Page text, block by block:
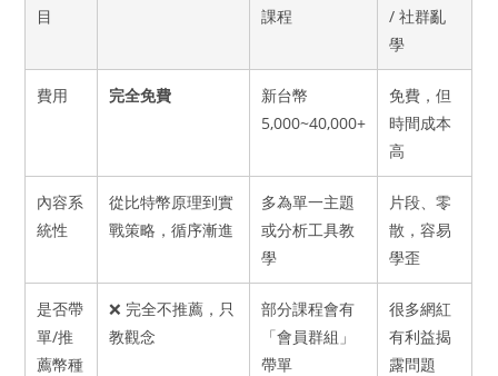
目
課程
/ 社群亂
學
費用 完全免費
新台幣
5,000~40,000+
免費，但
時間成本
高
內容系
統性
從比特幣原理到實
戰策略，循序漸進
多為單一主題
或分析工具教
學
片段、零
散，容易
學歪
是否帶
單/推
薦幣種
❌ 完全不推薦，只
教觀念
部分課程會有
「會員群組」
帶單
很多網紅
有利益揭
露問題